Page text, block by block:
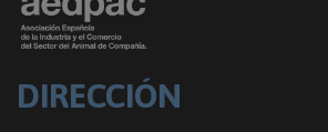
DIRECCIÓN